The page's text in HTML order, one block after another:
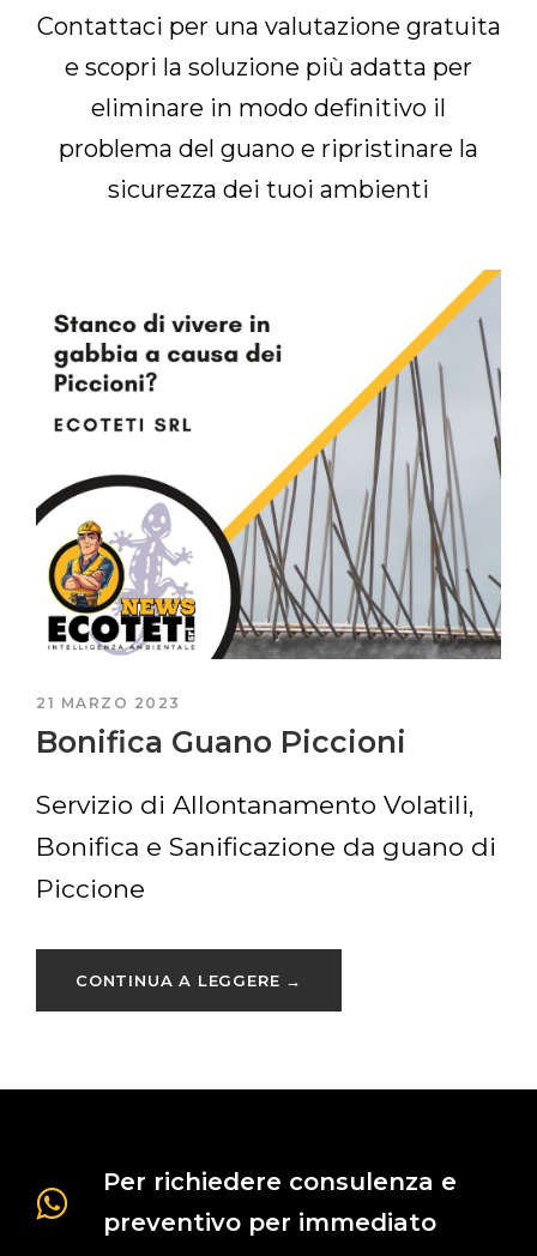
Contattaci per una valutazione gratuita
e scopri la soluzione più adatta per
eliminare in modo definitivo il
problema del guano e ripristinare la
sicurezza dei tuoi ambienti
21 MARZO 2023
Bonifica Guano Piccioni
Servizio di Allontanamento Volatili,
Bonifica e Sanificazione da guano di
Piccione
CONTINUA A LEGGERE →
Per richiedere consulenza e
preventivo per immediato